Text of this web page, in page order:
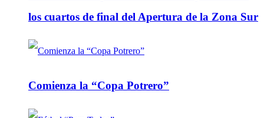
los cuartos de final del Apertura de la Zona Sur
Comienza la “Copa Potrero”